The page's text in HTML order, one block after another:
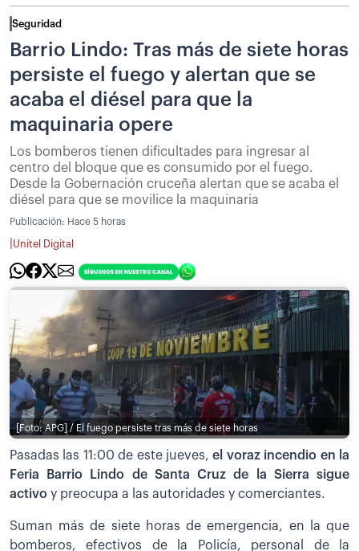
Seguridad
Barrio Lindo: Tras más de siete horas
persiste el fuego y alertan que se
acaba el diésel para que la
maquinaria opere
Los bomberos tienen dificultades para ingresar al
centro del bloque que es consumido por el fuego.
Desde la Gobernación cruceña alertan que se acaba el
diésel para que se movilice la maquinaria
Publicación: Hace 5 horas
Unitel Digital
[Foto: APG] / El fuego persiste tras más de siete horas
Pasadas las 11:00 de este jueves,el voraz incendio en la
Feria Barrio Lindo de Santa Cruz de la Sierra sigue
activo y preocupa a las autoridades y comerciantes.
Suman más de siete horas de emergencia, en la que
bomberos, efectivos de la Policía, personal de la